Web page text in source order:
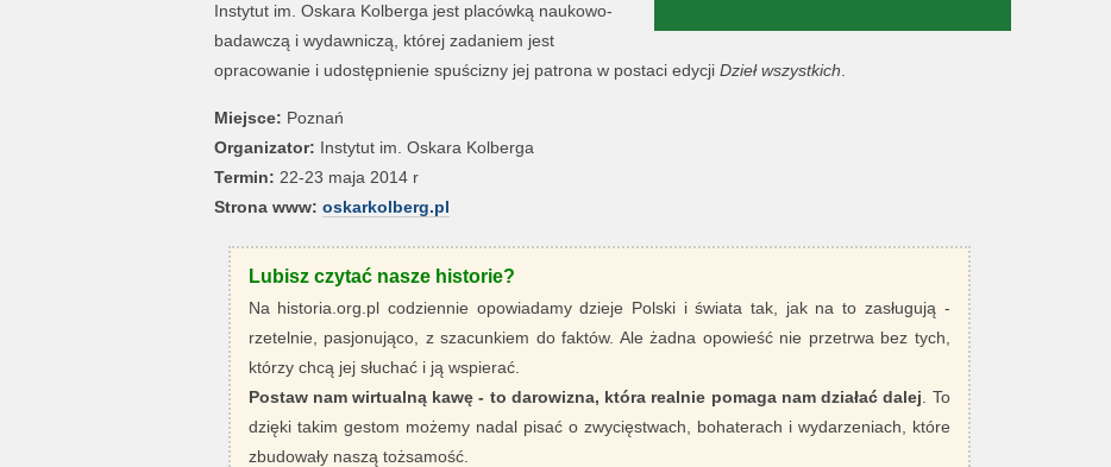
Instytut im. Oskara Kolberga jest placówką naukowo-
badawczą i wydawniczą, której zadaniem jest
opracowanie i udostępnienie spuścizny jej patrona w postaci edycji Dzieł wszystkich
Miejsce: Poznań
Organizator: Instytut im. Oskara Kolberga
Termin: 22-23 maja 2014 r
Strona www: oskarkolberg.pl
Lubisz czytać nasze historie?
Na historia.org.pl codziennie opowiadamy dzieje Polski i świata tak, jak na to zasługują -
rzetelnie, pasjonująco, z szacunkiem do faktów. Ale żadna opowieść nie przetrwa bez tych,
którzy chcą jej słuchać i ją wspierać.
Postaw nam wirtualną kawę - to darowizna, która realnie pomaga nam działać dalej . To
dzięki takim gestom możemy nadal pisać o zwycięstwach, bohaterach i wydarzeniach, które
zbudowały naszą tożsamość.